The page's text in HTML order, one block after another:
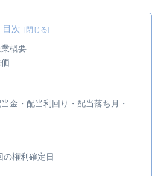
目次
概要
金・配当利回り・配当落ち月・
の権利確定日